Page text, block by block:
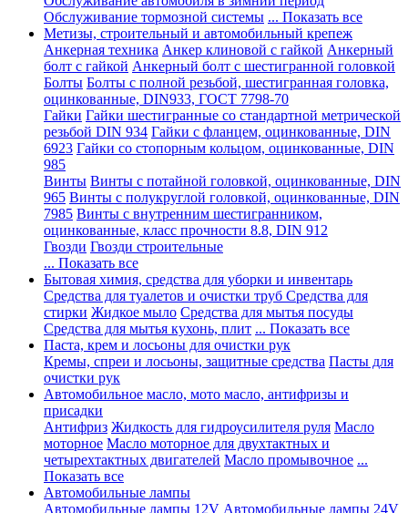
Обслуживание тормозной системы ... Показать все
Метизы, строительный и автомобильный крепеж
Анкерная техника Анкер клиновой с гайкой Анкерный
болт с гайкой Анкерный болт с шестигранной головкой
Болты Болты с полной резьбой, шестигранная головка,
оцинкованные, DIN933, ГОСТ 7798-70
Гайки Гайки шестигранные со стандартной метрической
резьбой DIN 934 Гайки с фланцем, оцинкованные, DIN
6923 Гайки со стопорным кольцом, оцинкованные, DIN
985
Винты Винты с потайной головкой, оцинкованные, DIN
965 Винты с полукруглой головкой, оцинкованные, DIN
7985 Винты с внутренним шестигранником,
оцинкованные, класс прочности 8.8, DIN 912
Гвозди Гвозди строительные
... Показать все
Бытовая химия, средства для уборки и инвентарь
Средства для туалетов и очистки труб Средства для
стирки Жидкое мыло Средства для мытья посуды
Средства для мытья кухонь, плит ... Показать все
Паста, крем и лосьоны для очистки рук
Кремы, спреи и лосьоны, защитные средства Пасты для
очистки рук
Автомобильное масло, мото масло, антифризы и
присадки
Антифриз Жидкость для гидроусилителя руля Масло
моторное Масло моторное для двухтактных и
четырехтактных двигателей Масло промывочное ...
Показать все
Автомобильные лампы
Автомобильные лампы 12V Автомобильные лампы 24V